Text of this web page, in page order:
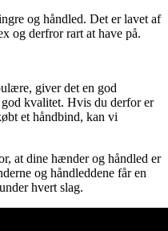
og håndled. Det er lavet af
og derfror rart at have på.
giver det en god
kvalitet. Hvis du derfor er
et håndbind, kan vi
at dine hænder og håndled er
og håndleddene får en
hvert slag.